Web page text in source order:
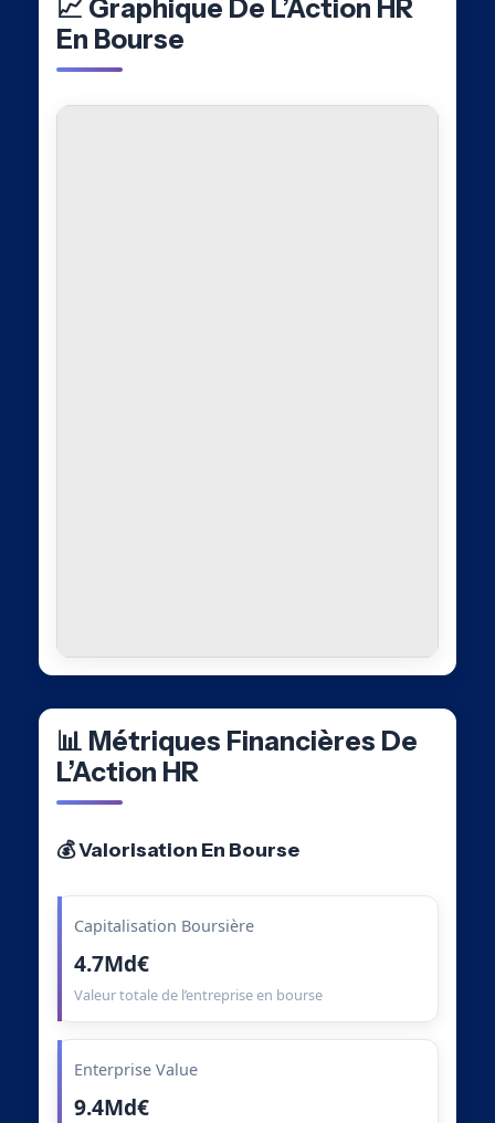
📈 Graphique De L’Action HR
En Bourse
📊 Métriques Financières De
L’Action HR
💰 Valorisation En Bourse
Capitalisation Boursière
4.7Md€
Valeur totale de l’entreprise en bourse
Enterprise Value
9.4Md€